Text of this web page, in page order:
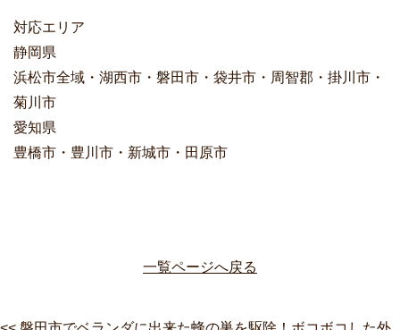
対応エリア
静岡県
浜松市全域・湖西市・磐田市・袋井市・周智郡・掛川市・
菊川市
愛知県
豊橋市・豊川市・新城市・田原市
一覧ページへ戻る